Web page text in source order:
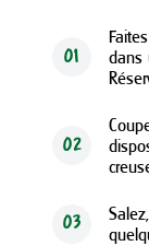
01
dans
02
03